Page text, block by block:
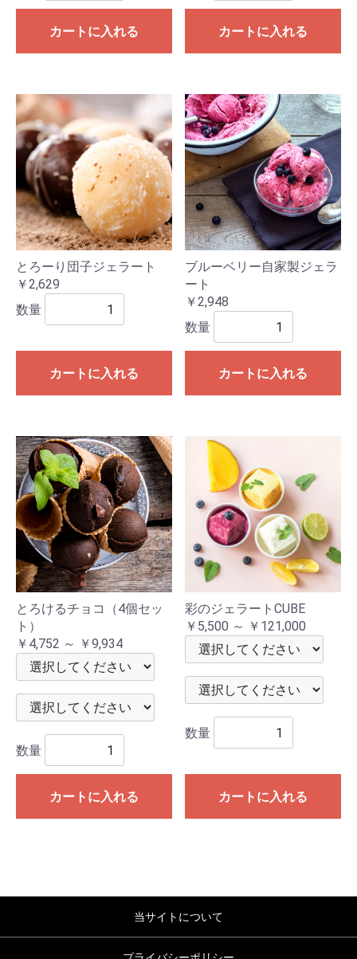
カートに入れる カートに入れる
とろーり団子ジェラート
￥2,629
数量
カートに入れる
ブルーベリー自家製ジェラ
ート
￥2,948
数量
カートに入れる
とろけるチョコ（4個セッ
ト）
￥4,752 ～ ￥9,934
数量
カートに入れる
彩のジェラートCUBE
￥5,500 ～ ￥121,000
数量
カートに入れる
当サイトについて